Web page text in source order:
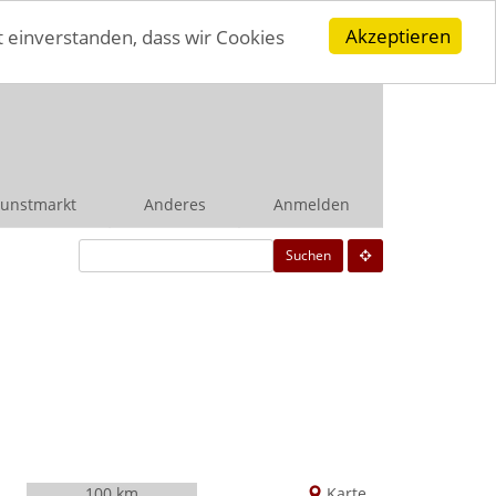
Akzeptieren
dass wir Cookies
Anderes Anmelden
Suchen